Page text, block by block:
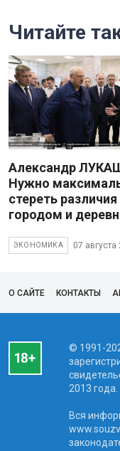
Читайте
Александр
Нужно
стереть
городом и
ЭКОНОМИКА 07 августа
О САЙТЕ КОНТАКТЫ
© 1991-
2013 года.
Вся